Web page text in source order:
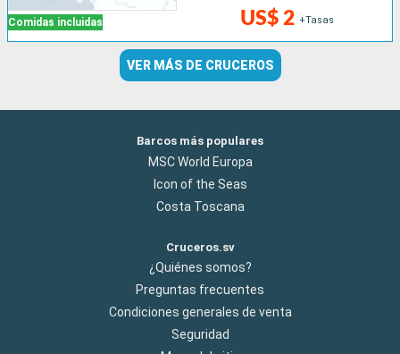
Comidas incluidas US$ 2 +Tasas
VER MÁS DE CRUCEROS
Barcos más populares
MSC World Europa
Icon of the Seas
Costa Toscana
Cruceros.sv
¿Quiénes somos?
Preguntas frecuentes
Condiciones generales de venta
Seguridad